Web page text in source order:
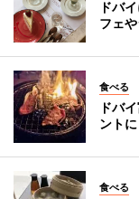
ドバ
フェ
食べる
ドバ
ントに
食べる